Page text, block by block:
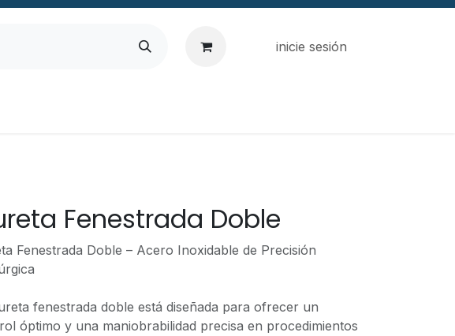
inicie sesión
Fenestrada Doble
Fenestrada Doble – Acero Inoxidable de Precisión
fenestrada doble está diseñada para ofrecer un
óptimo y una maniobrabilidad precisa en procedimientos